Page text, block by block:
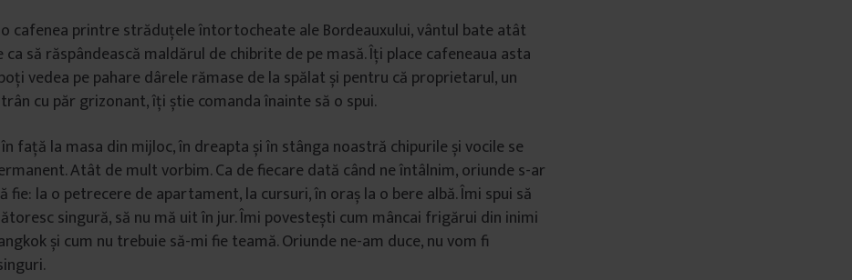
cafenea printre străduțele întortocheate ale Bordeauxului, vântul bate atât
să răspândească maldărul de chibrite de pe masă. Îți place cafeneaua asta
vedea pe pahare dârele rămase de la spălat și pentru că proprietarul, un
cu păr grizonant, îți știe comanda înainte să o spui.
față la masa din mijloc, în dreapta și în stânga noastră chipurile și vocile se
Atât de mult vorbim. Ca de fiecare dată când ne întâlnim, oriunde s-ar
fie: la o petrecere de apartament, la cursuri, în oraș la o bere albă. Îmi spui să
singură, să nu mă uit în jur. Îmi povestești cum mâncai frigărui din inimi
și cum nu trebuie să-mi fie teamă. Oriunde ne-am duce, nu vom fi